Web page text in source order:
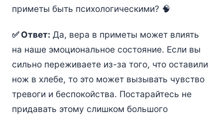
приметы быть психологическими? 🧠
✅ Ответ: Да, вера в приметы может влиять
на наше эмоциональное состояние. Если вы
сильно переживаете из-за того, что оставили
нож в хлебе, то это может вызывать чувство
тревоги и беспокойства. Постарайтесь не
придавать этому слишком большого